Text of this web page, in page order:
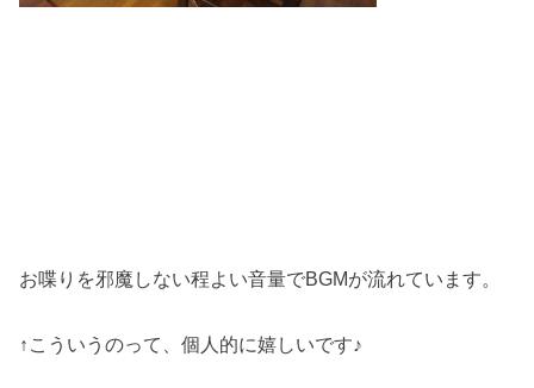
お喋りを邪魔しない程よい音量でBGMが流れています。
↑こういうのって、個人的に嬉しいです♪